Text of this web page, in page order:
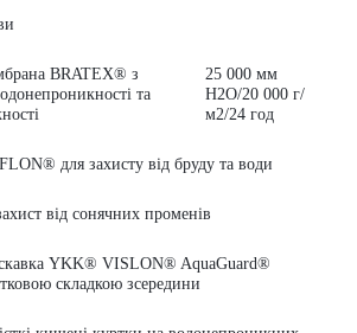
BRATEX® з
та
25 000 мм
H2O/20 000 г/
м2/24 год
для захисту від бруду та води
від сонячних променів
YKK® VISLON® AquaGuard®
складкою зсередини